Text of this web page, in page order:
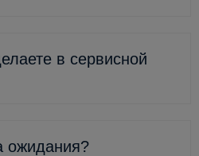
в сервисной
ожидания?